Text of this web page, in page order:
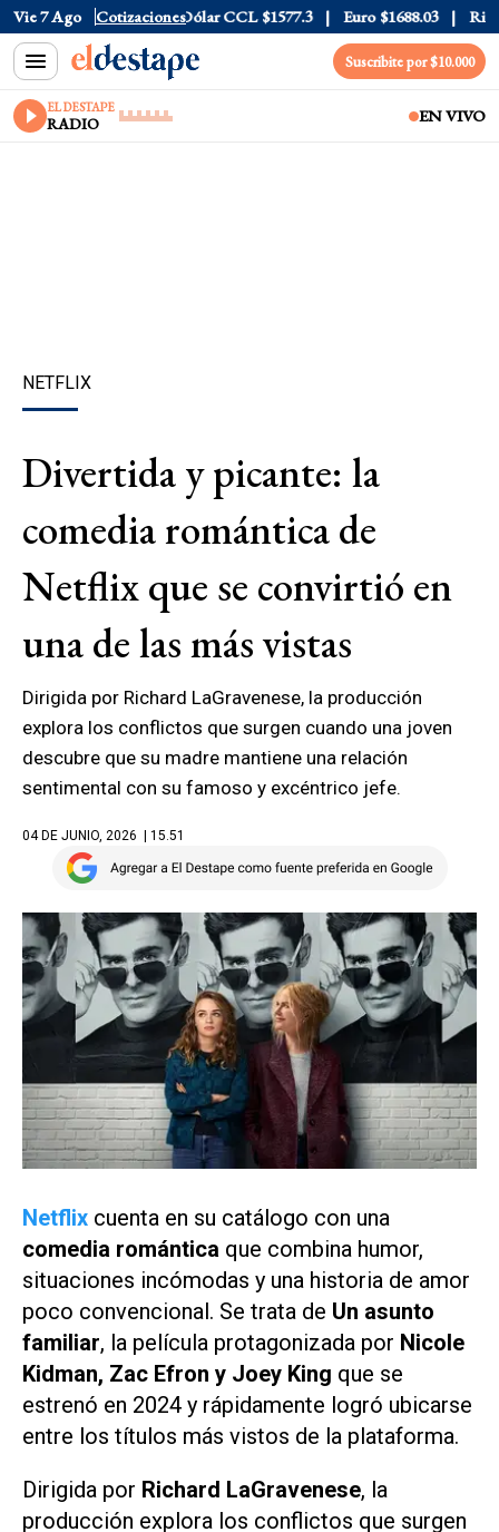
Vie 7 Ago Cotizaciones
Dólar Blue $1530 Dólar CCL $1577.3 Euro $1688.03 Riesgo
Suscribite por $10.000
EL DESTAPE
RADIO EN VIVO
NETFLIX
Divertida y picante: la
comedia romántica de
Netflix que se convirtió en
una de las más vistas
Dirigida por Richard LaGravenese, la producción
explora los conflictos que surgen cuando una joven
descubre que su madre mantiene una relación
sentimental con su famoso y excéntrico jefe.
04 DE JUNIO, 2026 | 15.51
Netflix cuenta en su catálogo con una
comedia romántica que combina humor,
situaciones incómodas y una historia de amor
poco convencional. Se trata de Un asunto
familiar, la película protagonizada por Nicole
Kidman, Zac Efron y Joey King que se
estrenó en 2024 y rápidamente logró ubicarse
entre los títulos más vistos de la plataforma.
Dirigida por Richard LaGravenese, la
producción explora los conflictos que surgen